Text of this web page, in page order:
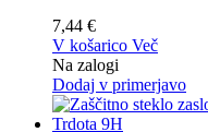
7,44 €
V košarico Več
Na zalogi
Dodaj v primerjavo